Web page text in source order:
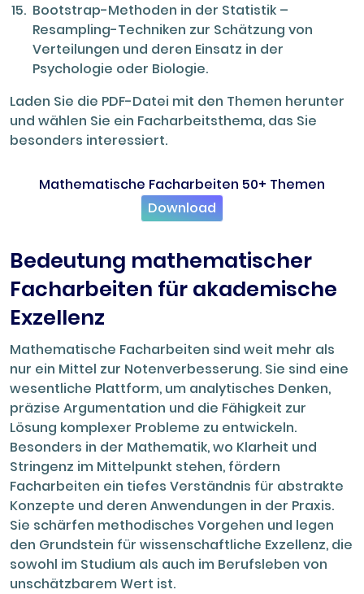
Bootstrap-Methoden in der Statistik –
Resampling-Techniken zur Schätzung von
Verteilungen und deren Einsatz in der
Psychologie oder Biologie.
Laden Sie die PDF-Datei mit den Themen herunter
und wählen Sie ein Facharbeitsthema, das Sie
besonders interessiert.
Mathematische Facharbeiten 50+ Themen
Download
Bedeutung mathematischer
Facharbeiten für akademische
Exzellenz
Mathematische Facharbeiten sind weit mehr als
nur ein Mittel zur Notenverbesserung. Sie sind eine
wesentliche Plattform, um analytisches Denken,
präzise Argumentation und die Fähigkeit zur
Lösung komplexer Probleme zu entwickeln.
Besonders in der Mathematik, wo Klarheit und
Stringenz im Mittelpunkt stehen, fördern
Facharbeiten ein tiefes Verständnis für abstrakte
Konzepte und deren Anwendungen in der Praxis.
Sie schärfen methodisches Vorgehen und legen
den Grundstein für wissenschaftliche Exzellenz, die
sowohl im Studium als auch im Berufsleben von
unschätzbarem Wert ist.